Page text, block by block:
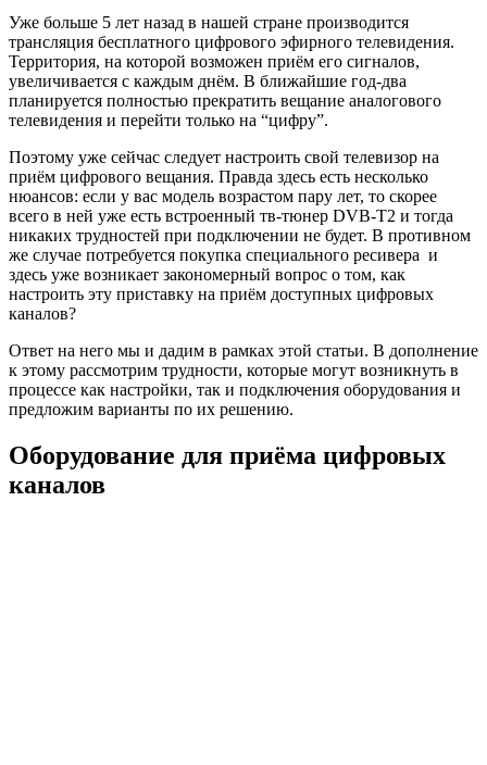
Уже больше 5 лет назад в нашей стране производится
трансляция бесплатного цифрового эфирного телевидения.
Территория, на которой возможен приём его сигналов,
увеличивается с каждым днём. В ближайшие год-два
планируется полностью прекратить вещание аналогового
телевидения и перейти только на “цифру”.
Поэтому уже сейчас следует настроить свой телевизор на
приём цифрового вещания. Правда здесь есть несколько
нюансов: если у вас модель возрастом пару лет, то скорее
всего в ней уже есть встроенный тв-тюнер DVB-T2 и тогда
никаких трудностей при подключении не будет. В противном
же случае потребуется покупка специального ресивера и
здесь уже возникает закономерный вопрос о том, как
настроить эту приставку на приём доступных цифровых
каналов?
Ответ на него мы и дадим в рамках этой статьи. В дополнение
к этому рассмотрим трудности, которые могут возникнуть в
процессе как настройки, так и подключения оборудования и
предложим варианты по их решению.
Оборудование для приёма цифровых
каналов